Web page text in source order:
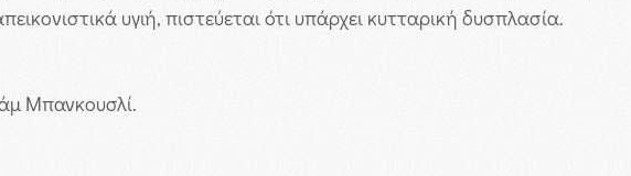
υγιή, πιστεύεται ότι υπάρχει κυτταρική δυσπλασία.
Μπανκουσλί.